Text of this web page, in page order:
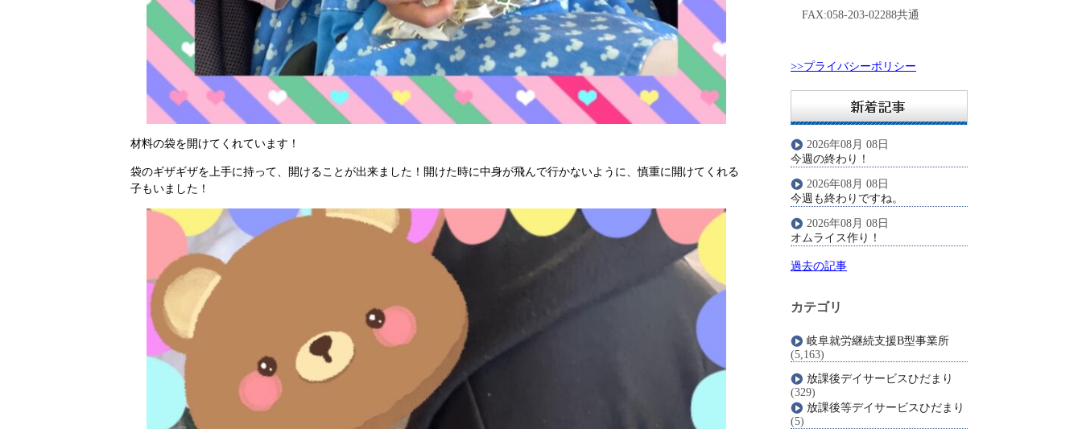
材料の袋を開けてくれています！
袋のギザギザを上手に持って、開けることが出来ました！開けた時に中身が飛んで行かないように、慎重に開けてくれる
子もいました！
FAX:058-203-02288共通
>>プライバシーポリシー
2026年08月 08日
今週の終わり！
2026年08月 08日
今週も終わりですね。
2026年08月 08日
オムライス作り！
過去の記事
カテゴリ
岐阜就労継続支援B型事業所
(5,163)
放課後デイサービスひだまり
(329)
放課後等デイサービスひだまり
(5)